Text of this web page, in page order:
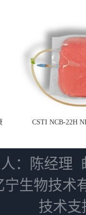
CSTI NCB-22H
：陈经理
宁生物技术
技术